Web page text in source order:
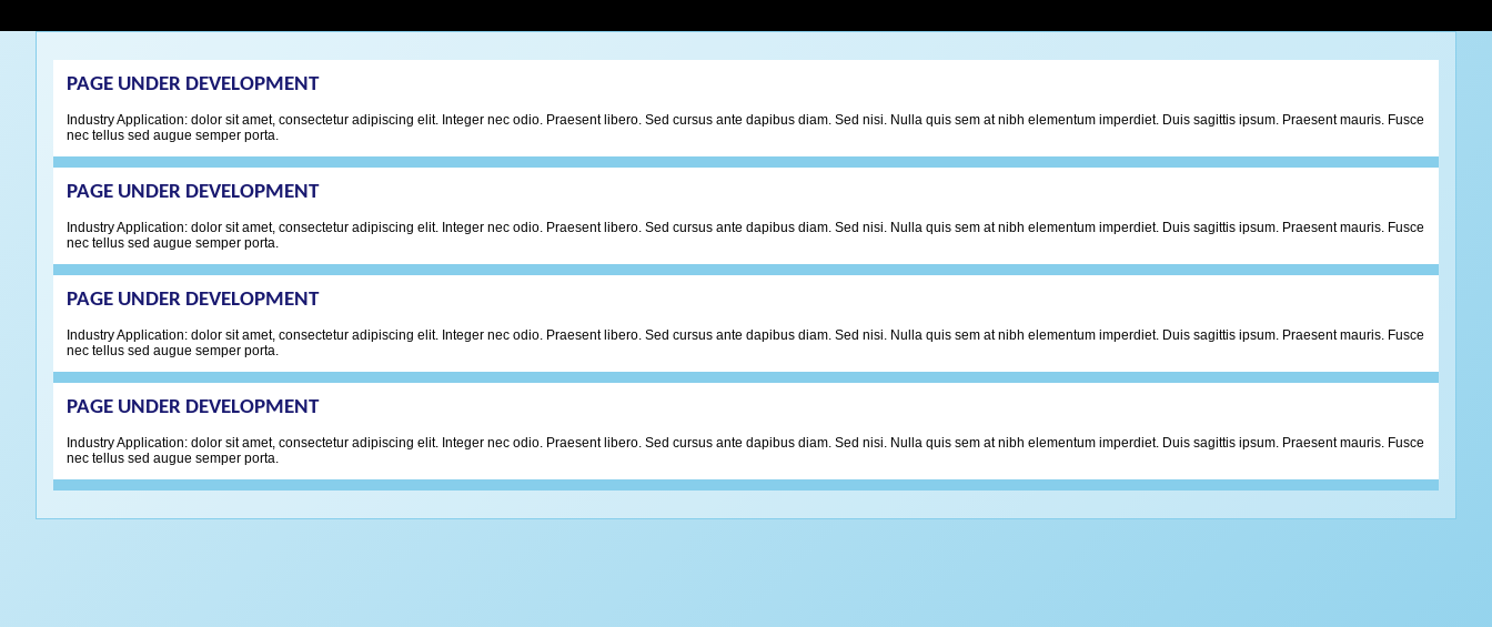
PAGE UNDER DEVELOPMENT
Industry Application: dolor sit amet, consectetur adipiscing elit. Integer nec odio. Praesent libero. Sed cursus ante dapibus diam. Sed nisi. Nulla quis sem at nibh elementum imperdiet. Duis sagittis ipsum. Praesent mauris. Fusce
nec tellus sed augue semper porta.
PAGE UNDER DEVELOPMENT
Industry Application: dolor sit amet, consectetur adipiscing elit. Integer nec odio. Praesent libero. Sed cursus ante dapibus diam. Sed nisi. Nulla quis sem at nibh elementum imperdiet. Duis sagittis ipsum. Praesent mauris. Fusce
nec tellus sed augue semper porta.
PAGE UNDER DEVELOPMENT
Industry Application: dolor sit amet, consectetur adipiscing elit. Integer nec odio. Praesent libero. Sed cursus ante dapibus diam. Sed nisi. Nulla quis sem at nibh elementum imperdiet. Duis sagittis ipsum. Praesent mauris. Fusce
nec tellus sed augue semper porta.
PAGE UNDER DEVELOPMENT
Industry Application: dolor sit amet, consectetur adipiscing elit. Integer nec odio. Praesent libero. Sed cursus ante dapibus diam. Sed nisi. Nulla quis sem at nibh elementum imperdiet. Duis sagittis ipsum. Praesent mauris. Fusce
nec tellus sed augue semper porta.